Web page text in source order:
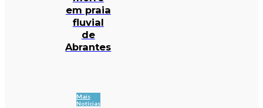
em praia
fluvial
de
Abrantes
Mais
Notícias